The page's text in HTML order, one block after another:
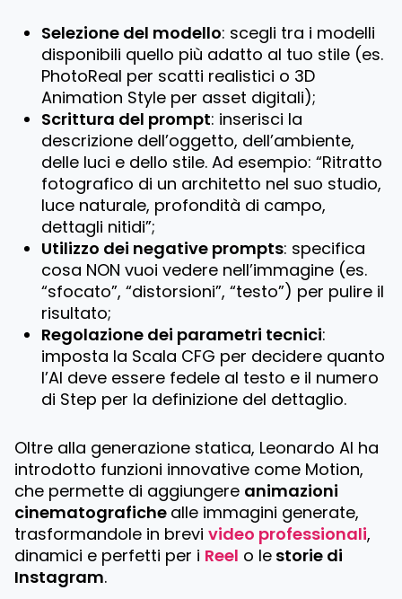
Selezione del modello: scegli tra i modelli
disponibili quello più adatto al tuo stile (es.
PhotoReal per scatti realistici o 3D
Animation Style per asset digitali);
Scrittura del prompt: inserisci la
descrizione dell’oggetto, dell’ambiente,
delle luci e dello stile. Ad esempio: “Ritratto
fotografico di un architetto nel suo studio,
luce naturale, profondità di campo,
dettagli nitidi”;
Utilizzo dei negative prompts: specifica
cosa NON vuoi vedere nell’immagine (es.
“sfocato”, “distorsioni”, “testo”) per pulire il
risultato;
Regolazione dei parametri tecnici:
imposta la Scala CFG per decidere quanto
l’AI deve essere fedele al testo e il numero
di Step per la definizione del dettaglio.
Oltre alla generazione statica, Leonardo AI ha
introdotto funzioni innovative come Motion,
che permette di aggiungere animazioni
cinematografiche alle immagini generate,
trasformandole in brevivideo professionali,
dinamici e perfetti per i Reel o le storie di
Instagram.